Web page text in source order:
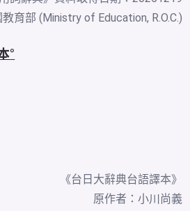
育部 (Ministry of Education, R.O.C.)
《台日大辭典台語譯本》
原作者：小川尚義